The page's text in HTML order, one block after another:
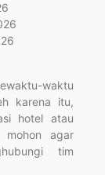
waktu
karena itu,
hotel atau
mohon agar
tim